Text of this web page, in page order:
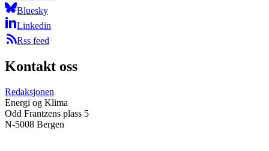
Bluesky
Linkedin
Rss feed
Kontakt oss
Redaksjonen
Energi og Klima
Odd Frantzens plass 5
N-5008 Bergen